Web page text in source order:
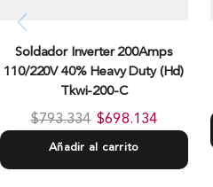
Soldador Inverter 200Amps
110/220V 40% Heavy Duty (Hd)
Tkwi-200-C
$793.334 $698.134
Añadir al carrito